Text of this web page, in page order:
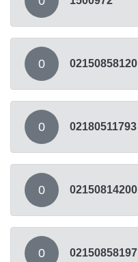
0 02150858120
0 02180511793
0 02150814200
0 02150858197